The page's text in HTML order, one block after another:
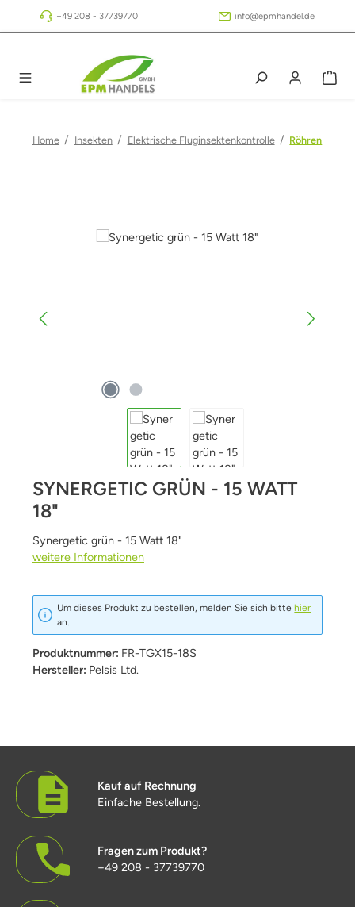
Zum Hauptinhalt springen
+49 208 - 37739770 info@epmhandel.de
Home / Insekten / Elektrische Fluginsektenkontrolle / Röhren
Bildergalerie überspringen
SYNERGETIC GRÜN - 15 WATT
18"
Synergetic grün - 15 Watt 18"
weitere Informationen
Um dieses Produkt zu bestellen, melden Sie sich bitte hier
an.
Produktnummer: FR-TGX15-18S
Hersteller: Pelsis Ltd.
Kauf auf Rechnung
Einfache Bestellung.
Fragen zum Produkt?
+49 208 - 37739770